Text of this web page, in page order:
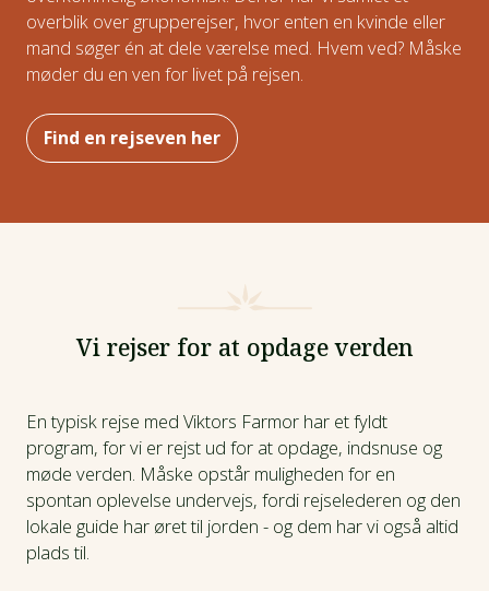
overblik over grupperejser, hvor enten en kvinde eller
mand søger én at dele værelse med. Hvem ved? Måske
møder du en ven for livet på rejsen.
Find en rejseven her
Vi rejser for at opdage verden
En typisk rejse med Viktors Farmor har et fyldt
program, for vi er rejst ud for at opdage, indsnuse og
møde verden. Måske opstår muligheden for en
spontan oplevelse undervejs, fordi rejselederen og den
lokale guide har øret til jorden - og dem har vi også altid
plads til.